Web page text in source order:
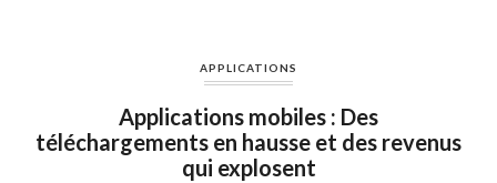
APPLICATIONS
Applications mobiles : Des
téléchargements en hausse et des revenus
qui explosent